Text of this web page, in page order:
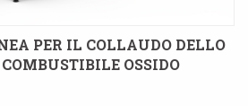
PER IL COLLAUDO DELLO
OSSIDO